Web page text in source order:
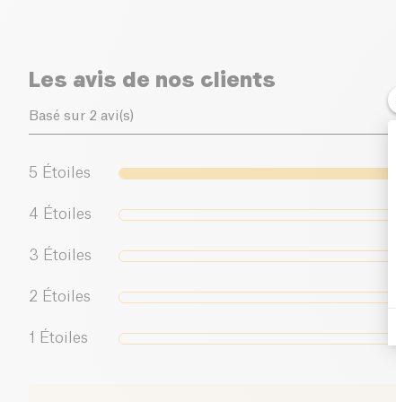
Les avis de nos clients
Basé sur 2 avi(s)
5 Étoiles
4 Étoiles
3 Étoiles
2 Étoiles
1 Étoiles